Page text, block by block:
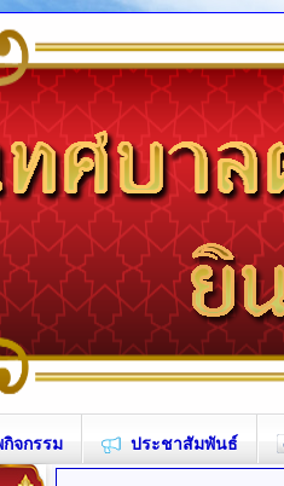
จกรรม ประชาสัมพันธ์